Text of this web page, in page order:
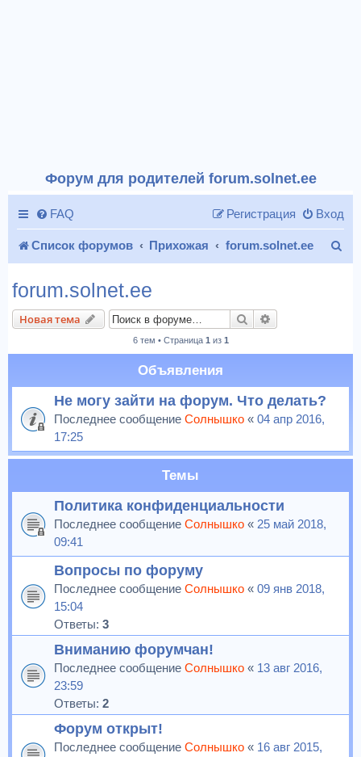
Форум для родителей forum.solnet.ee
FAQ Вход
Регистрация
Список форумов Прихожая forum.solnet.ee
к
forum.solnet.ee
Новая тема Поиск
6 тем • Страница 1 из 1
Объявления
Не могу зайти на форум. Что делать?
Последнее сообщение Солнышко « 04 апр 2016,
17:25
Темы
Политика конфиденциальности
Последнее сообщение Солнышко « 25 май 2018,
09:41
Вопросы по форуму
Последнее сообщение Солнышко « 09 янв 2018,
15:04
Ответы: 3
Вниманию форумчан!
Последнее сообщение Солнышко « 13 авг 2016,
23:59
Ответы: 2
Форум открыт!
Последнее сообщение Солнышко « 16 авг 2015,